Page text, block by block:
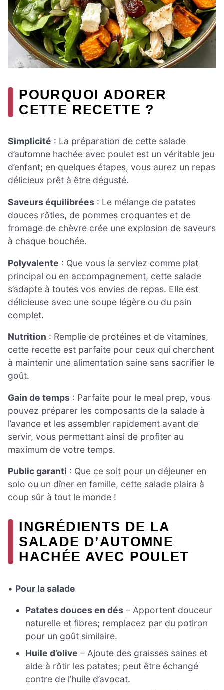
POURQUOI ADORER
CETTE RECETTE ?
Simplicité : La préparation de cette salade
d’automne hachée avec poulet est un véritable jeu
d’enfant; en quelques étapes, vous aurez un repas
délicieux prêt à être dégusté.
Saveurs équilibrées : Le mélange de patates
douces rôties, de pommes croquantes et de
fromage de chèvre crée une explosion de saveurs
à chaque bouchée.
Polyvalente : Que vous la serviez comme plat
principal ou en accompagnement, cette salade
s’adapte à toutes vos envies de repas. Elle est
délicieuse avec une soupe légère ou du pain
complet.
Nutrition : Remplie de protéines et de vitamines,
cette recette est parfaite pour ceux qui cherchent
à maintenir une alimentation saine sans sacrifier le
goût.
Gain de temps : Parfaite pour le meal prep, vous
pouvez préparer les composants de la salade à
l’avance et les assembler rapidement avant de
servir, vous permettant ainsi de profiter au
maximum de votre temps.
Public garanti : Que ce soit pour un déjeuner en
solo ou un dîner en famille, cette salade plaira à
coup sûr à tout le monde !
INGRÉDIENTS DE LA
SALADE D’AUTOMNE
HACHÉE AVEC POULET
• Pour la salade
Patates douces en dés – Apportent douceur
naturelle et fibres; remplacez par du potiron
pour un goût similaire.
Huile d’olive – Ajoute des graisses saines et
aide à rôtir les patates; peut être échangé
contre de l’huile d’avocat.